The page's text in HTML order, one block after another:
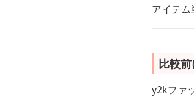
アイテム
比較
y2kファ